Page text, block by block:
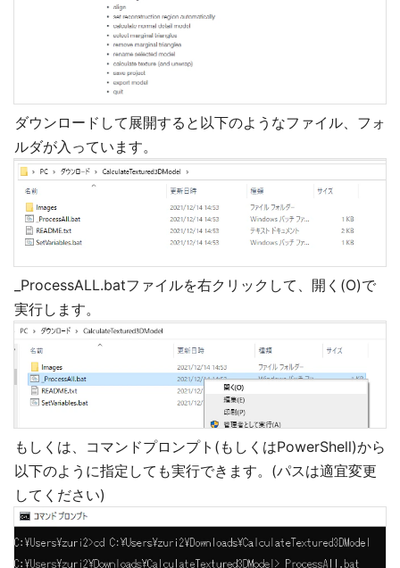
ダウンロードして展開すると以下のようなファイル、フォ
ルダが入っています。
_ProcessALL.batファイルを右クリックして、開く(O)で
実行します。
もしくは、コマンドプロンプト(もしくはPowerShell)から
以下のように指定しても実行できます。(パスは適宜変更
してください)